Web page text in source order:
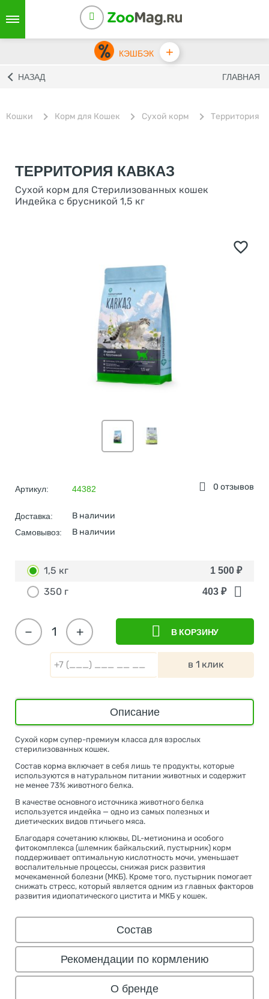
КЭШБЭК +
НАЗАД ГЛАВНАЯ
Кошки Корм для Кошек Сухой корм Территория
ТЕРРИТОРИЯ КАВКАЗ
Сухой корм для Стерилизованных кошек
Индейка с брусникой 1,5 кг
0 отзывов
Артикул: 44382
Доставка: В наличии
Самовывоз: В наличии
1,5 кг 1 500 ₽
350 г 403 ₽
+
− В КОРЗИНУ
в 1 клик
Описание
Сухой корм супер-премиум класса для взрослых
стерилизованных кошек.
Состав корма включает в себя лишь те продукты, которые
используются в натуральном питании животных и содержит
не менее 73% животного белка.
В качестве основного источника животного белка
используется индейка — одно из самых полезных и
диетических видов птичьего мяса.
Благодаря сочетанию клюквы, DL-метионина и особого
фитокомплекса (шлемник байкальский, пустырник) корм
поддерживает оптимальную кислотность мочи, уменьшает
воспалительные процессы, снижая риск развития
мочекаменной болезни (МКБ). Кроме того, пустырник помогает
снижать стресс, который является одним из главных факторов
развития идиопатического цистита и МКБ у кошек.
Состав
Рекомендации по кормлению
О бренде